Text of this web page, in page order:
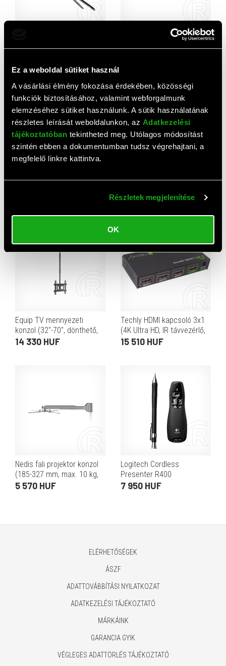
Ez a weboldal sütiket használ
A vásárlási élmény fokozása érdekében, közösségi
funkciók biztosításához, valamint webforgalmunk
elemzéséhez sütiket használunk. A sütik használatának
részletes leírását weboldalunkon, az Adatkezelési
tájékoztatóban tekintheted meg. Utólagos módosítást
szintén ebben a dokumentumban tudsz végrehajtani, a
megfelelő linkre kattintva.
Részletek megjelenítése
OK
Funscreen projektor konzol
kimenet, 4K Ultra HD, 30m,
32 550 HUF
Equip TV mennyezeti
konzol (32"-70", dönthető,
forgatható, Max.: 50kg,
14 330 HUF
Techly HDMI kapcsoló 3x1
(4K Ultra HD, IR távvezérlő,
Plug and Play)
15 510 HUF
Nedis fali projektor konzol
(185-327 mm, max. 10 kg,
acél, ezüst, 0-360°)
5 570 HUF
Logitech Cordless
Presenter R400
7 950 HUF
ELÉRHETŐSÉGEK
ÁSZF
ADATTOVÁBBÍTÁSI NYILATKOZAT
ADATKEZELÉSI TÁJÉKOZTATÓ
MÁRKÁINK
GARANCIA GYIK
VÉGLEGES ADATTÖRLÉS TÁJÉKOZTATÓ